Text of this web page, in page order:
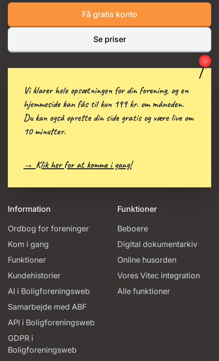
Få gratis konto
Se priser
Information
Ordbog for foreninger
Kom i gang
Funktioner
Kundehistorier
AI i Boligforeningsweb
Samarbejde med ABF
API i Boligforeningsweb
GDPR i
Boligforeningsweb
Funktioner
Beboere
Digital dokumentarkiv
Online husorden
Vores Vitec integration
Alle funktioner
Vi klarer hele opsætningen for din forening, og en
hjemmeside kan fås til kun 199 kr. om måneden.
Du kan også oprette din side gratis og være live om
10 minutter.
→ Klik her for at komme i gang!